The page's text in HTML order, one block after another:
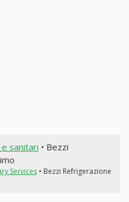
sanitari • Bezzi
Services• Bezzi Refrigerazione